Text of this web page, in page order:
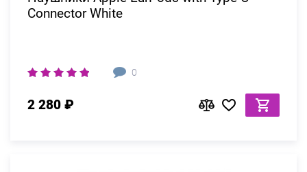
Connector White
0
2 280 ₽